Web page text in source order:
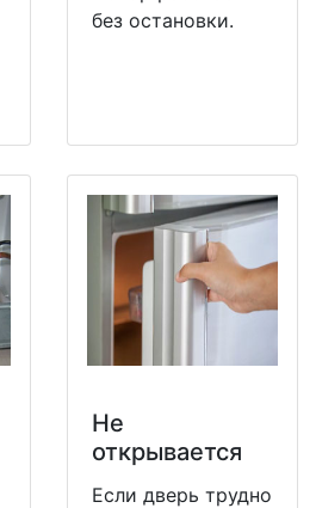
без остановки.
Не
открывается
Если дверь трудно